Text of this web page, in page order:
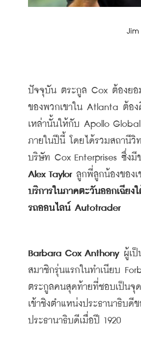
ปัจจุบัน ตระกูล Cox ต้องย
ของพวกเขาใน Atlanta ต้อง
เหล่านั้นให้กับ Apollo
ภายในปีนี้ โดยได้รวมสถานีวิ
บริษัท Cox Enterprises ซึ่งมี
Alex Taylor ลูกพี่ลูกน้องของเ
บริการในภาคตะวันออกเฉียง
รถออนไลน์ Autotrader
Barbara Cox Anthony ผู้เ
สมาชิกรุ่นแรกในทำเนียบ
ตระกูลคนสุดท้ายที่ชอบเป็นจุ
เข้าชิงตำแหน่งประธานาธิบดี
ประธานาธิบดีเมื่อปี 1920